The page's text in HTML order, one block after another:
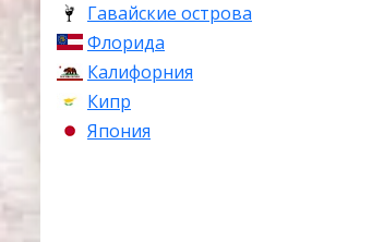
Гавайские острова
Флорида
Калифорния
Кипр
Япония